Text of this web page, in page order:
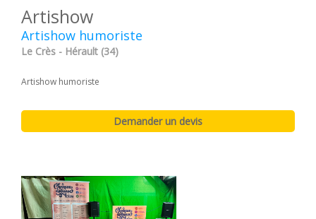
Artishow
Artishow humoriste
Le Crès - Hérault (34)
Artishow humoriste